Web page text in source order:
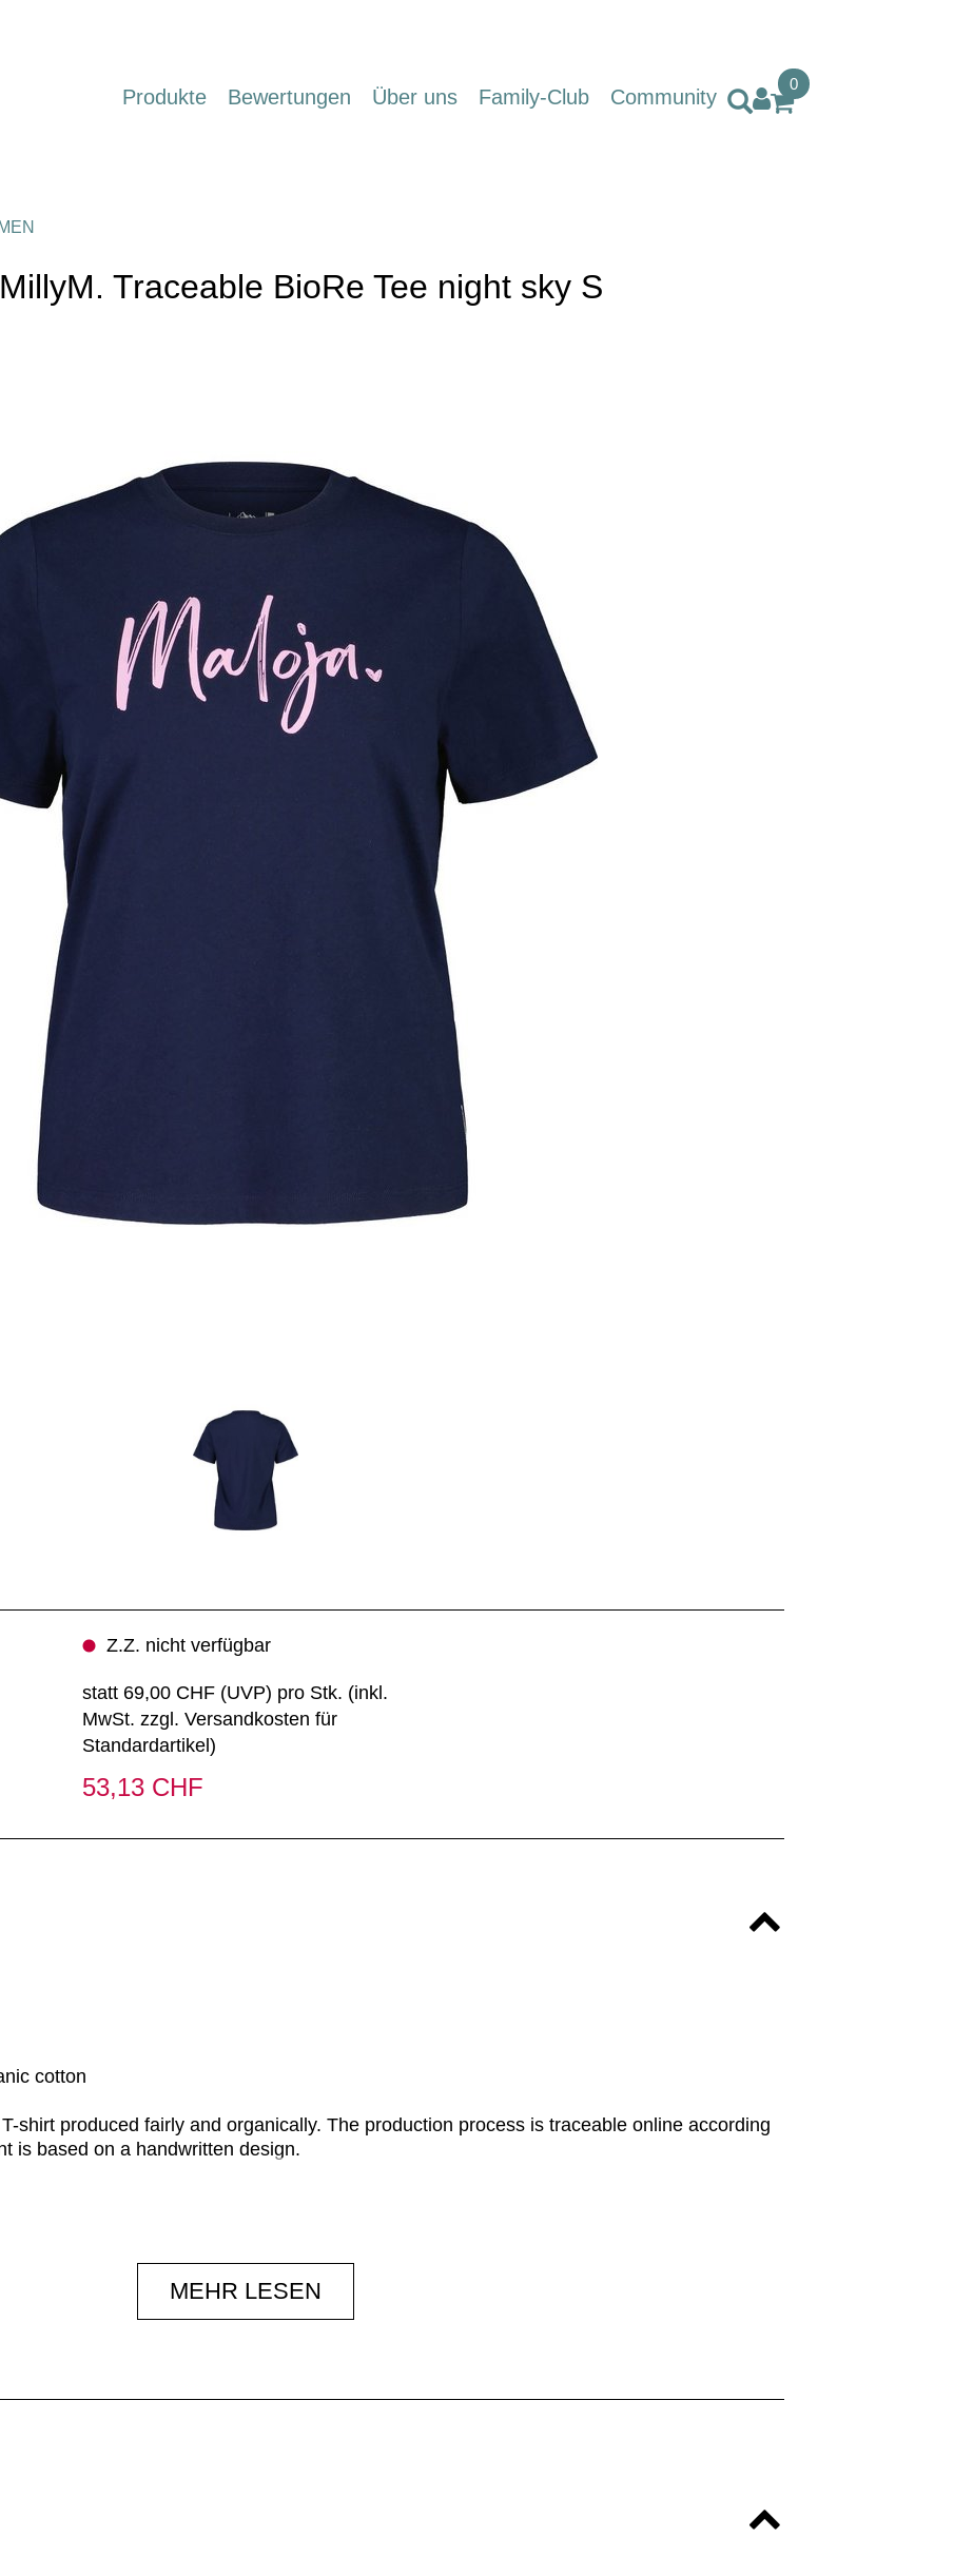
Produkte Bewertungen Über uns Family-Club Community
0
Traceable BioRe Tee night sky S
Z.Z. nicht verfügbar
statt 69,00 CHF(UVP) pro Stk. (inkl.
MwSt. zzgl. Versandkosten für
Standardartikel )
53,13 CHF
cotton
shirt produced fairly and organically. The production process is traceable online according
is based on a handwritten design.
MEHR LESEN